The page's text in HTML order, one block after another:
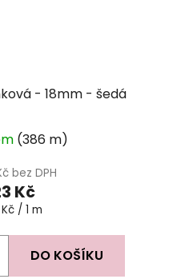
- 18mm - šedá
(386 m)
bez DPH
Kč
/ 1 m
DO KOŠÍKU